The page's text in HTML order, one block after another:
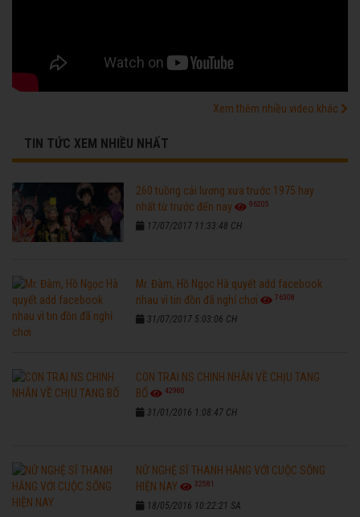
Xem thêm nhiều video khác
TIN TỨC XEM NHIỀU NHẤT
260 tuồng cải lương xưa trước 1975 hay
nhất từ trước đến nay
96205
17/07/2017 11:33:48 CH
Mr. Đàm, Hồ Ngọc Hà quyết add facebook
nhau vì tin đồn đã nghỉ chơi
76308
31/07/2017 5:03:06 CH
CON TRAI NS CHINH NHẪN VỀ CHỊU TANG
BỐ
42980
31/01/2016 1:08:47 CH
NỮ NGHỆ SĨ THANH HẰNG VỚI CUỘC SỐNG
HIỆN NAY
32581
18/05/2016 10:22:21 SA